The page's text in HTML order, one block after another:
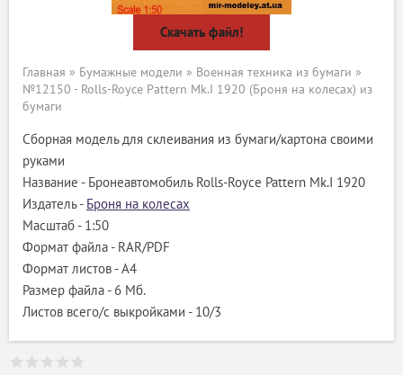
Скачать файл!
Главная » Бумажные модели » Военная техника из бумаги »
№12150 - Rolls-Royce Pattern Mk.I 1920 (Броня на колесах) из
бумаги
Сборная модель для склеивания из бумаги/картона своими
руками
Название - Бронеавтомобиль Rolls-Royce Pattern Mk.I 1920
Издатель - Броня на колесах
Масштаб - 1:50
Формат файла - RAR/PDF
Формат листов - A4
Размер файла - 6 Мб.
Листов всего/с выкройками - 10/3